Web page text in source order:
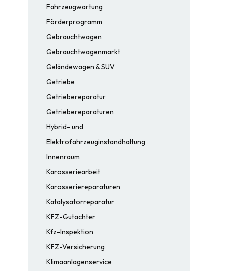
Fahrzeugwartung
Förderprogramm
Gebrauchtwagen
Gebrauchtwagenmarkt
Geländewagen & SUV
Getriebe
Getriebereparatur
Getriebereparaturen
Hybrid- und
Elektrofahrzeuginstandhaltung
Innenraum
Karosseriearbeit
Karosseriereparaturen
Katalysatorreparatur
KFZ-Gutachter
Kfz-Inspektion
KFZ-Versicherung
Klimaanlagenservice